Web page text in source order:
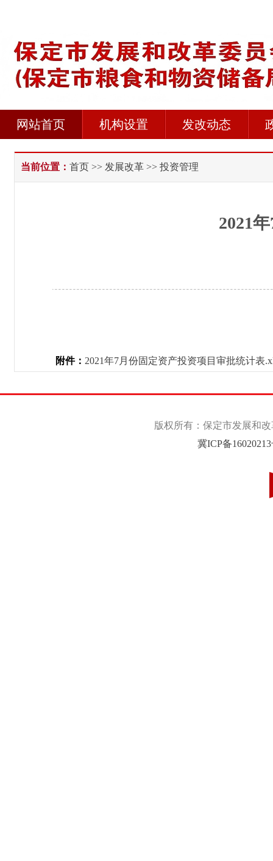
网站首页 机构设置 发改动态
当前位置： 首页 >> 发展改革 >> 投资管理
2021
附件： 2021年7月份固定资产投资项目审批统计表
版权所有：保定市发展和
冀ICP备